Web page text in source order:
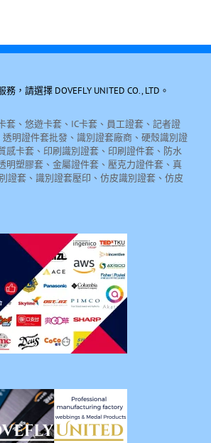
，請選擇 DOVEFLY UNITED CO., LTD。
套、悠遊卡套、IC卡套、員工證套、記者證
透明證件套批發、識別證套廠商、硬殼識別證
感卡套、印刷識別證套、印刷證件套、防水
明塑膠套、金屬證件套、壓克力證件套、真
證套、識別證套壓印、仿皮識別證套、仿皮